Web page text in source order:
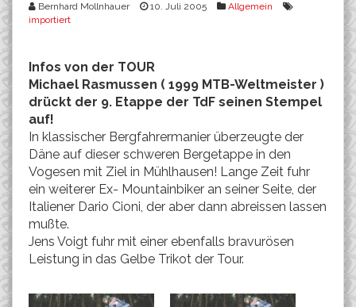
Bernhard Mollnhauer 10. Juli 2005
Allgemein
importiert
Infos von der TOUR
Michael Rasmussen ( 1999 MTB-Weltmeister )
drückt der 9. Etappe der TdF seinen Stempel
auf!
In klassischer Bergfahrermanier überzeugte der
Däne auf dieser schweren Bergetappe in den
Vogesen mit Ziel in Mühlhausen! Lange Zeit fuhr
ein weiterer Ex- Mountainbiker an seiner Seite, der
Italiener Dario Cioni, der aber dann abreissen lassen
mußte.
Jens Voigt fuhr mit einer ebenfalls bravurösen
Leistung in das Gelbe Trikot der Tour.